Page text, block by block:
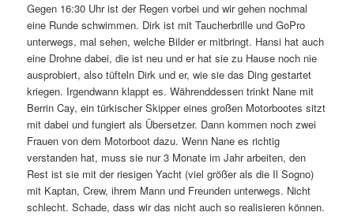
Gegen 16:30 Uhr ist der Regen vorbei und wir gehen nochmal
eine Runde schwimmen. Dirk ist mit Taucherbrille und GoPro
unterwegs, mal sehen, welche Bilder er mitbringt. Hansi hat auch
eine Drohne dabei, die ist neu und er hat sie zu Hause noch nie
ausprobiert, also tüfteln Dirk und er, wie sie das Ding gestartet
kriegen. Irgendwann klappt es. Währenddessen trinkt Nane mit
Berrin Cay, ein türkischer Skipper eines großen Motorbootes sitzt
mit dabei und fungiert als Übersetzer. Dann kommen noch zwei
Frauen von dem Motorboot dazu. Wenn Nane es richtig
verstanden hat, muss sie nur 3 Monate im Jahr arbeiten, den
Rest ist sie mit der riesigen Yacht (viel größer als die Il Sogno)
mit Kaptan, Crew, ihrem Mann und Freunden unterwegs. Nicht
schlecht. Schade, dass wir das nicht auch so realisieren können.